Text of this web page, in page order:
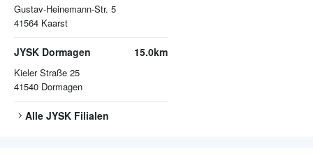
Gustav-Heinemann-Str. 5
41564 Kaarst
JYSK Dormagen
Kieler Straße 25
41540 Dormagen
15.0km
Alle JYSK Filialen